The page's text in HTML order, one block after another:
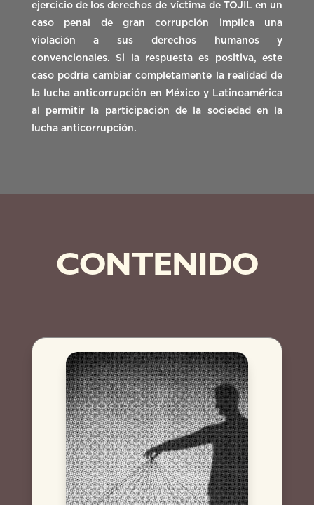
ejercicio de los derechos de víctima de TOJIL en un
caso penal de gran corrupción implica una
violación a sus derechos humanos y
convencionales. Si la respuesta es positiva, este
caso podría cambiar completamente la realidad de
la lucha anticorrupción en México y Latinoamérica
al permitir la participación de la sociedad en la
lucha anticorrupción.
CONTENIDO